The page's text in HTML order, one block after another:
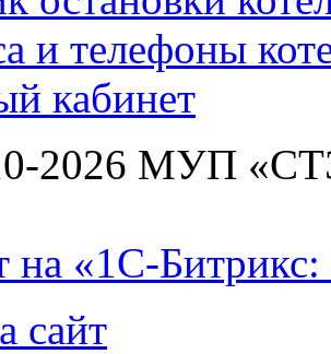
и телефоны
кабинет
2026 МУП
на «1С-
сайт